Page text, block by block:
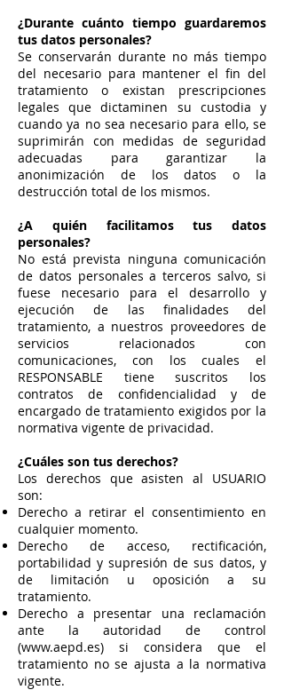
¿Durante cuánto tiempo guardaremos
tus datos personales?
Se conservarán durante no más tiempo
del necesario para mantener el fin del
tratamiento o existan prescripciones
legales que dictaminen su custodia y
cuando ya no sea necesario para ello, se
suprimirán con medidas de seguridad
adecuadas para garantizar la
anonimización de los datos o la
destrucción total de los mismos.
¿A quién facilitamos tus datos
personales?
No está prevista ninguna comunicación
de datos personales a terceros salvo, si
fuese necesario para el desarrollo y
ejecución de las finalidades del
tratamiento, a nuestros proveedores de
servicios relacionados con
comunicaciones, con los cuales el
RESPONSABLE tiene suscritos los
contratos de confidencialidad y de
encargado de tratamiento exigidos por la
normativa vigente de privacidad.
¿Cuáles son tus derechos?
Los derechos que asisten al USUARIO
son:
Derecho a retirar el consentimiento en
cualquier momento.
Derecho de acceso, rectificación,
portabilidad y supresión de sus datos, y
de limitación u oposición a su
tratamiento.
Derecho a presentar una reclamación
ante la autoridad de control
(www.aepd.es) si considera que el
tratamiento no se ajusta a la normativa
vigente.